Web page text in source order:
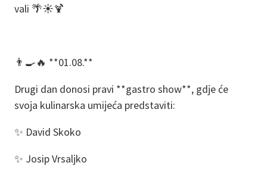
vali 🌴☀️🍹
👨‍🍳🔥 **01.08.**
Drugi dan donosi pravi **gastro show**, gdje će
svoja kulinarska umijeća predstaviti:
✨ David Skoko
✨ Josip Vrsaljko